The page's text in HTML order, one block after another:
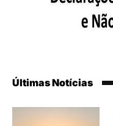
Últimas Notícias